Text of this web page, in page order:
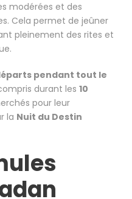
modérées et des
Cela permet de jeûner
pleinement des rites et
pendant tout le
durant les 10
pour leur
la Nuit du Destin